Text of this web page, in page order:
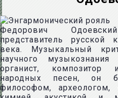
Федорович
представитель русской
века. Музыкальный
научного
органист, композитор
народных песен, он
философом, археологом,